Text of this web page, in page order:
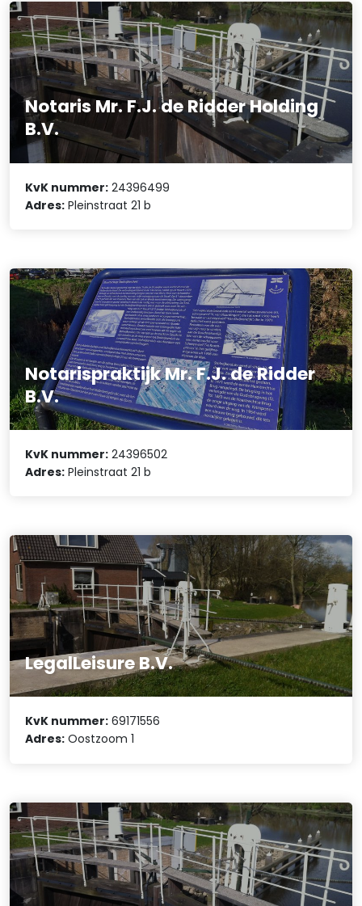
Notaris Mr. F.J. de Ridder Holding
B.V.
KvK nummer: 24396499
Adres: Pleinstraat 21 b
Notarispraktijk Mr. F.J. de Ridder
B.V.
KvK nummer: 24396502
Adres: Pleinstraat 21 b
LegalLeisure B.V.
KvK nummer: 69171556
Adres: Oostzoom 1